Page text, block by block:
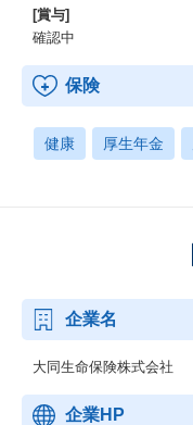
[賞与]
確認中
保険
健康 厚生年金
企業名
大同生命保険株式会社
企業HP